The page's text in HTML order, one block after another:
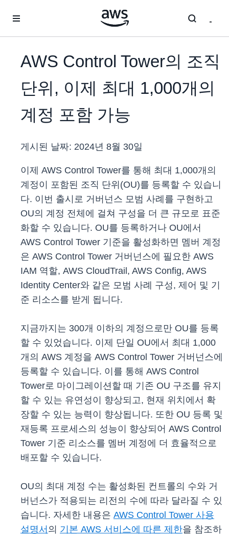
AWS Control Tower의 조직
단위, 이제 최대 1,000개의
계정 포함 가능
게시된 날짜: 2024년 8월 30일
이제 AWS Control Tower를 통해 최대 1,000개의
계정이 포함된 조직 단위(OU)를 등록할 수 있습니
다. 이번 출시로 거버넌스 모범 사례를 구현하고
OU의 계정 전체에 걸쳐 구성을 더 큰 규모로 표준
화할 수 있습니다. OU를 등록하거나 OU에서
AWS Control Tower 기준을 활성화하면 멤버 계정
은 AWS Control Tower 거버넌스에 필요한 AWS
IAM 역할, AWS CloudTrail, AWS Config, AWS
Identity Center와 같은 모범 사례 구성, 제어 및 기
준 리소스를 받게 됩니다.
지금까지는 300개 이하의 계정으로만 OU를 등록
할 수 있었습니다. 이제 단일 OU에서 최대 1,000
개의 AWS 계정을 AWS Control Tower 거버넌스에
등록할 수 있습니다. 이를 통해 AWS Control
Tower로 마이그레이션할 때 기존 OU 구조를 유지
할 수 있는 유연성이 향상되고, 현재 위치에서 확
장할 수 있는 능력이 향상됩니다. 또한 OU 등록 및
재등록 프로세스의 성능이 향상되어 AWS Control
Tower 기준 리소스를 멤버 계정에 더 효율적으로
배포할 수 있습니다.
OU의 최대 계정 수는 활성화된 컨트롤의 수와 거
버넌스가 적용되는 리전의 수에 따라 달라질 수 있
습니다. 자세한 내용은 AWS Control Tower 사용
설명서 의 기본 AWS 서비스에 따른 제한을 참조하